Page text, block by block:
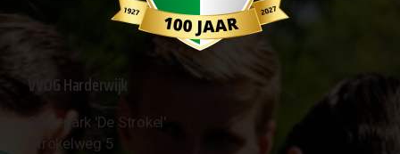
VVOG Harderwijk
Sportpark 'De Strokel'
Strokelweg 5